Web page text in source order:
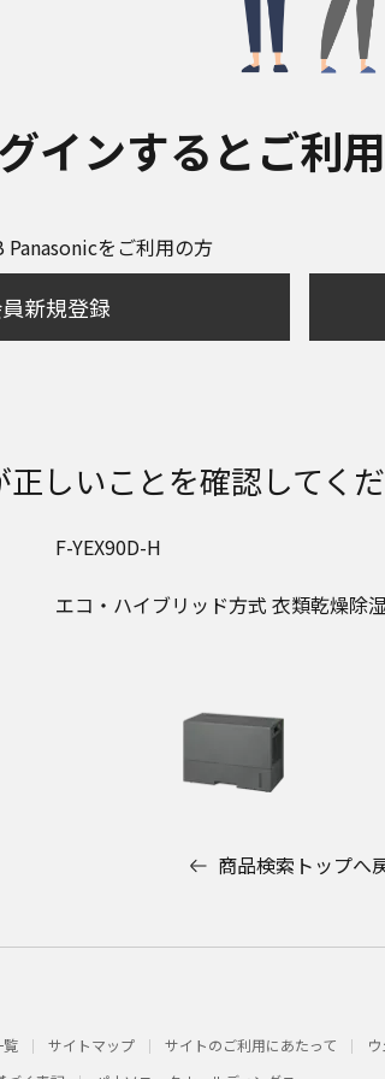
インするとご利
Panasonicをご利用の方
新規登録
しいことを確認してく
F-YEX90D-H
エコ・ハイブリッド方式 衣類乾燥除
商品検索トップへ
覧 サイトマップ サイトのご利用にあたって